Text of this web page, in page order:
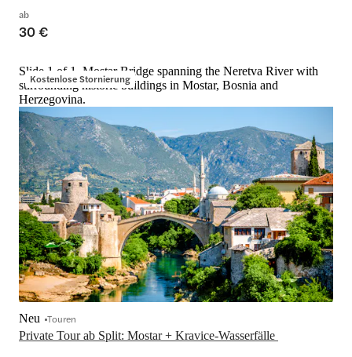
ab
30 €
Kostenlose Stornierung
Slide 1 of 1, Mostar Bridge spanning the Neretva River with
surrounding historic buildings in Mostar, Bosnia and
Herzegovina.
Neu Touren